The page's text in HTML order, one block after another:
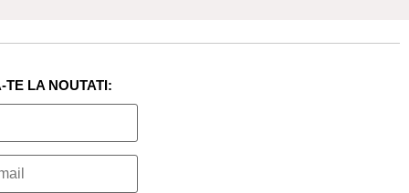
LA NOUTATI: